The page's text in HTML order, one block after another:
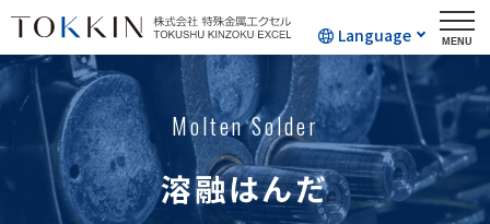
Language
Molten Solder
溶融はんだ